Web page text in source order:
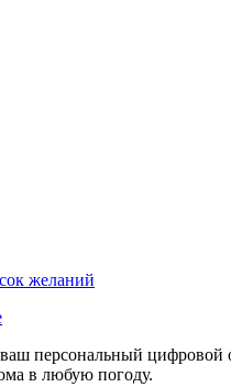
желаний
персональный цифровой
в любую погоду.